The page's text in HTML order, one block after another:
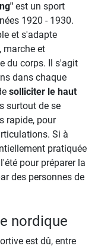
est un sport
1920 - 1930.
et s'adapte
marche et
du corps. Il s'agit
dans chaque
solliciter le haut
surtout de se
rapide, pour
Si à
pratiquée
pour préparer la
des personnes de
nordique
est dû, entre